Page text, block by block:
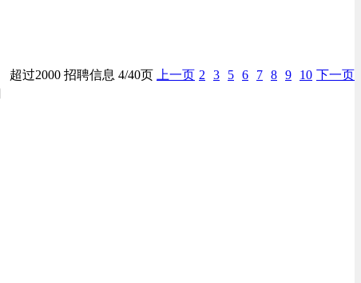
超过2000 招聘信息 4/40页 上一页 2 3 5 6 7 8 9 10 下一页